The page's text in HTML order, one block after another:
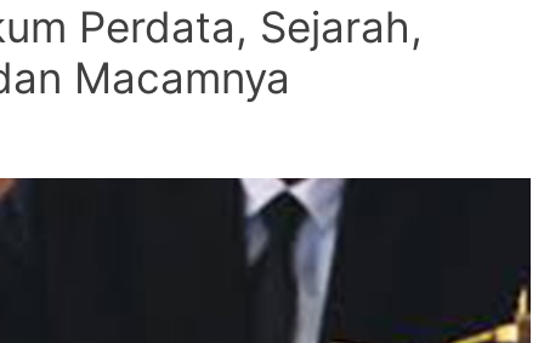
Perdata, Sejarah,
Macamnya